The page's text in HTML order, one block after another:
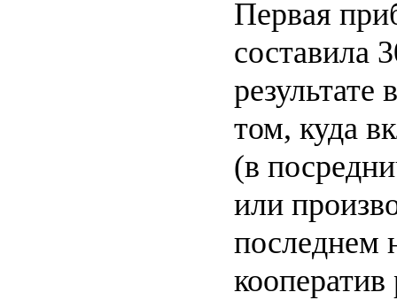
Первая
составила
том, куда
(в
или
последнем
кооператив